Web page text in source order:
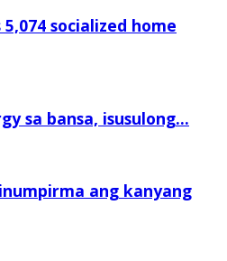
socialized home
sa bansa, isusulong...
ang kanyang